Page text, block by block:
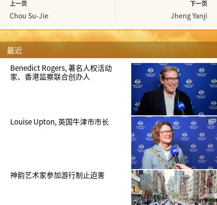
上一页
Chou Su-Jie
下一页
Jheng Yanji
最近
Benedict Rogers, 著名人权活动
家、香港监察联合创办人
Louise Upton, 英国牛津市市长
神韵艺术家参加游行制止迫害